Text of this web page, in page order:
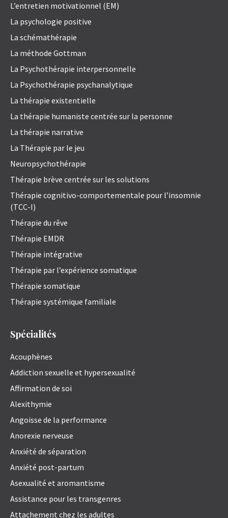
L’entretien motivationnel (EM)
La psychologie positive
La schémathérapie
La méthode Gottman
La Psychothérapie interpersonnelle
La Psychothérapie psychanalytique
La thérapie existentielle
La thérapie humaniste centrée sur la personne
La thérapie narrative
La Thérapie par le jeu
Neuropsychothérapie
Thérapie brève centrée sur les solutions
Thérapie cognitivo-comportementale pour l’insomnie
(TCC-I)
Thérapie du rêve
Thérapie EMDR
Thérapie intégrative
Thérapie par l’expérience somatique
Thérapie somatique
Thérapie systémique familiale
Spécialités
Acouphènes
Addiction sexuelle et hypersexualité
Affirmation de soi
Alexithymie
Angoisse de la performance
Anorexie nerveuse
Anxiété de séparation
Anxiété post-partum
Asexualité et aromantisme
Assistance pour les transgenres
Attachement chez les adultes